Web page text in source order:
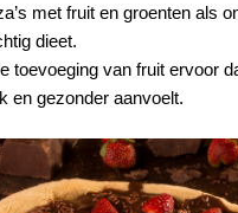
met fruit en groenten als
dieet.
toevoeging van fruit ervoor
en gezonder aanvoelt.